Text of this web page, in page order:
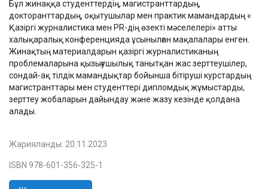
Бұл жинаққа студенттердің, магистранттардың,
докторанттардың, оқытушылар мен практик мамандардың «
Қазіргі журналистика мен PR-дің өзекті мәселелері» атты
халықаралық конференцияда ұсынылған мақалалары енген.
Жинақтың материалдарын қазіргі журналистиканың
проблемаларына қызығушылық танытқан жас зерттеушілер,
сондай-ақ тілдік мамандықтар бойынша бітіруші курстардың
магистранттары мен студенттері дипломдық жұмыстарды,
зерттеу жобаларын дайындау және жазу кезінде қолдана
алады.
Жарияланды: 20.11.2023
ISBN 978-601-356-325-1